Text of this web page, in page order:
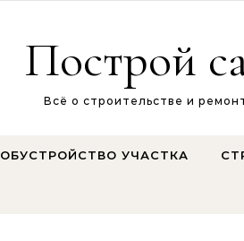
Построй
Всё о строительстве и
ОБУСТРОЙСТВО УЧАСТКА